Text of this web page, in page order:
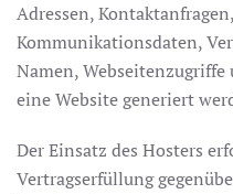
Adressen,
Kommunikationsdaten,
Namen,
eine Website generiert
Der Einsatz des Hosters
Vertragserfüllung